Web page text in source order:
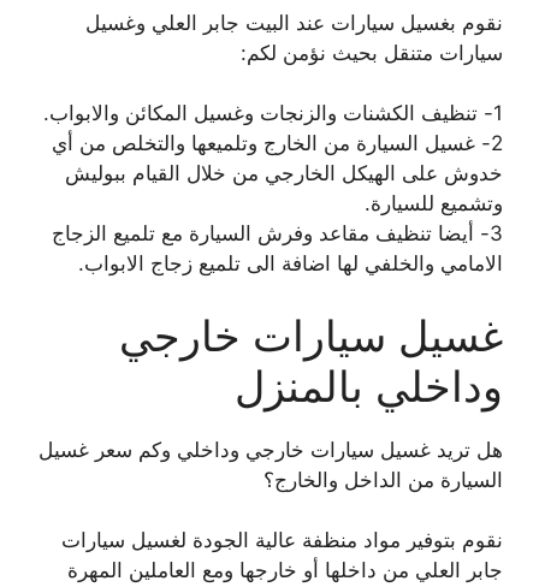
نقوم بغسيل سيارات عند البيت جابر العلي وغسيل
سيارات متنقل بحيث نؤمن لكم:
1- تنظيف الكشنات والزنجات وغسيل المكائن والابواب.
2- غسيل السيارة من الخارج وتلميعها والتخلص من أي
خدوش على الهيكل الخارجي من خلال القيام ببوليش
وتشميع للسيارة.
3- أيضا تنظيف مقاعد وفرش السيارة مع تلميع الزجاج
الامامي والخلفي لها اضافة الى تلميع زجاج الابواب.
غسيل سيارات خارجي
وداخلي بالمنزل
هل تريد غسيل سيارات خارجي وداخلي وكم سعر غسيل
السيارة من الداخل والخارج؟
نقوم بتوفير مواد منظفة عالية الجودة لغسيل سيارات
جابر العلي من داخلها أو خارجها ومع العاملين المهرة